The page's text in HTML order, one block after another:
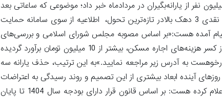
نفر از یارانه‌بگیران در مردادماه خبر داد؛ موضوعی که ساعاتی بعد
نیز توسط سخنگوی طرح کالابرگ مورد تأیید قرار گرفت.تامین منابع کالابرگ با حذف یارانه نقدی 3 دهک بالادر تازه‌ترین تحول، اطلاعیه از سوی سامانه حمایت
پیام آمده هست:«بر اساس مصوبه مجلس شورای اسلامی و بررسی‌های
صورت‌گرفته بر روی شاخص‌های بانکی، درآمدی و دارایی شما، سرانه درآمد ماهانه پس از کسر هزینه‌های اجاره مسکن، بیشتر از 10 میلیون تومان برآورد گردیده
به آدرس زیر مراجعه نمایید.»به این ترتیب، حذف یارانه سه
آینده ابعاد بیشتری از این تصمیم و روند رسیدگی به اعتراضات
مشخص شود.بیان کردنی هست، به تازگی نیز حسن نوروزی رئیس سازامان هدفمندی اعلام کرده هست: بر اساس قانون قرار دارای بودجه سال 1404 تا پایان